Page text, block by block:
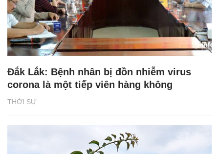
THỜI SỰ
Đắk Lắk: Bệnh nhân bị đồn nhiễm virus
corona là một tiếp viên hàng không